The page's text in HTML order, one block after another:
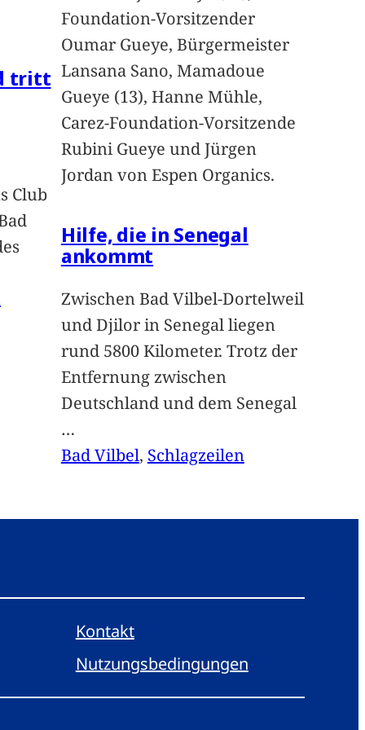
tritt
Club
Foundation-Vorsitzender
Oumar Gueye, Bürgermeister
Lansana Sano, Mamadoue
Gueye (13), Hanne Mühle,
Carez-Foundation-Vorsitzende
Rubini Gueye und Jürgen
Jordan von Espen Organics.
Hilfe, die in Senegal
ankommt
Zwischen Bad Vilbel-Dortelweil
und Djilor in Senegal liegen
rund 5800 Kilometer. Trotz der
Entfernung zwischen
Deutschland und dem Senegal
…
Bad Vilbel, Schlagzeilen
Kontakt
Nutzungsbedingungen